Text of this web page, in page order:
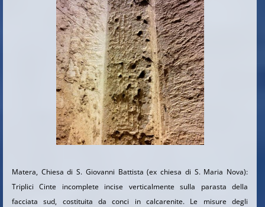
Matera, Chiesa di S. Giovanni Battista (ex chiesa di S. Maria Nova):
Triplici Cinte incomplete incise verticalmente sulla parasta della
facciata sud, costituita da conci in calcarenite. Le misure degli